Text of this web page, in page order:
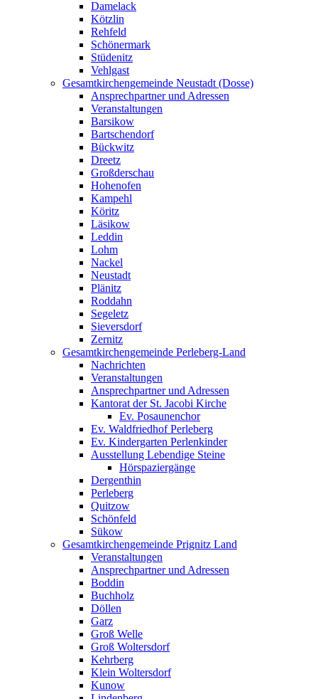
Damelack
Kötzlin
Rehfeld
Schönermark
Stüdenitz
Vehlgast
Gesamtkirchengemeinde Neustadt (Dosse)
Ansprechpartner und Adressen
Veranstaltungen
Barsikow
Bartschendorf
Bückwitz
Dreetz
Großderschau
Hohenofen
Kampehl
Köritz
Läsikow
Leddin
Lohm
Nackel
Neustadt
Plänitz
Roddahn
Segeletz
Sieversdorf
Zernitz
Gesamtkirchengemeinde Perleberg-Land
Nachrichten
Veranstaltungen
Ansprechpartner und Adressen
Kantorat der St. Jacobi Kirche
Ev. Posaunenchor
Ev. Waldfriedhof Perleberg
Ev. Kindergarten Perlenkinder
Ausstellung Lebendige Steine
Hörspaziergänge
Dergenthin
Perleberg
Quitzow
Schönfeld
Sükow
Gesamtkirchengemeinde Prignitz Land
Veranstaltungen
Ansprechpartner und Adressen
Boddin
Buchholz
Döllen
Garz
Groß Welle
Groß Woltersdorf
Kehrberg
Klein Woltersdorf
Kunow